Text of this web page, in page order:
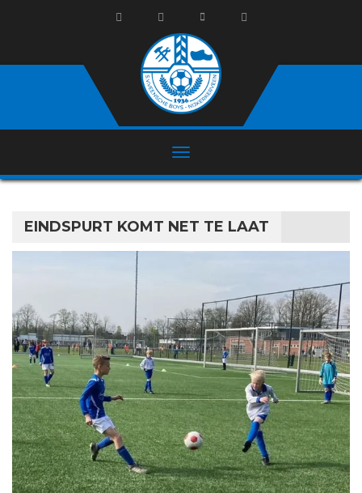
EINDSPURT KOMT NET TE LAAT